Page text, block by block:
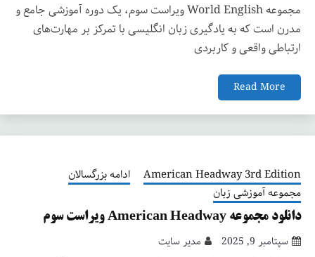
مجموعه World English ویراست سوم، یک دوره آموزشی جامع و
مدرن است که به یادگیری زبان انگلیسی با تمرکز بر مهارت‌های
ارتباطی واقعی و کاربردی
Read More
American Headway 3rd Edition
ادامه بزرگسالان
مجموعه آموزشی زبان
دانلود مجموعه American Headway ویراست سوم
سپتامبر 9, 2025 مدیر سایت